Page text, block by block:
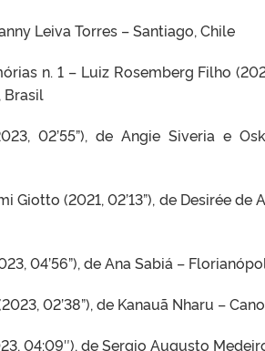
Leiva Torres – Santiago, Chile
n. 1 – Luiz Rosemberg Filho
Brasil
02’55”), de Angie Siveria e
Giotto (2021, 02’13”), de Desirée de
04’56”), de Ana Sabiá –
02’38”), de Kanauã Nharu –
04:09″), de Sergio Augusto